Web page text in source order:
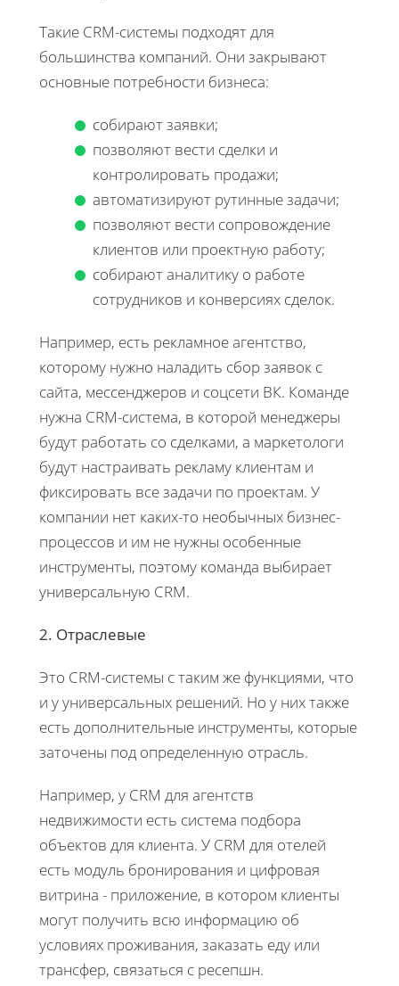
Такие CRM-системы подходят для
большинства компаний. Они закрывают
основные потребности бизнеса:
собирают заявки;
позволяют вести сделки и
контролировать продажи;
автоматизируют рутинные задачи;
позволяют вести сопровождение
клиентов или проектную работу;
собирают аналитику о работе
сотрудников и конверсиях сделок.
Например, есть рекламное агентство,
которому нужно наладить сбор заявок с
сайта, мессенджеров и соцсети ВК. Команде
нужна CRM-система, в которой менеджеры
будут работать со сделками, а маркетологи
будут настраивать рекламу клиентам и
фиксировать все задачи по проектам. У
компании нет каких-то необычных бизнес-
процессов и им не нужны особенные
инструменты, поэтому команда выбирает
универсальную CRM.
2. Отраслевые
Это CRM-системы с таким же функциями, что
и у универсальных решений. Но у них также
есть дополнительные инструменты, которые
заточены под определенную отрасль.
Например, у CRM для агентств
недвижимости есть система подбора
объектов для клиента. У CRM для отелей
есть модуль бронирования и цифровая
витрина - приложение, в котором клиенты
могут получить всю информацию об
условиях проживания, заказать еду или
трансфер, связаться с ресепшн.